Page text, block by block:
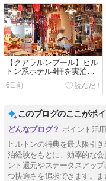
【クアラルンプール】ヒル
トン系ホテル4軒を実泊比
較｜立地・客室・プール・
ラウンジ・朝食の選び方
6日前
このブログのここがポ
ポイント活
ヒルトンの特典を最大限引
泊経験をもとに、効率的な
ント還元やステータスアッ
つ快適さを追求できます。